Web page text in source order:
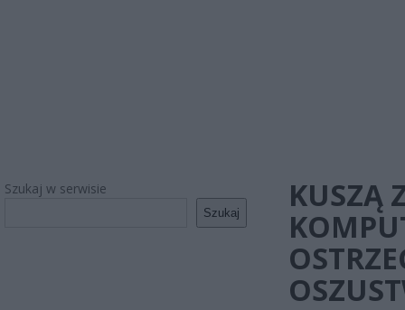
Szukaj w serwisie
Szukaj
KUSZĄ